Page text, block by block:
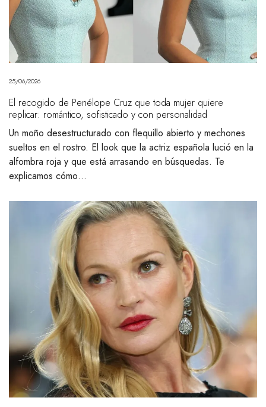
25/06/2026
El recogido de Penélope Cruz que toda mujer quiere
replicar: romántico, sofisticado y con personalidad
Un moño desestructurado con flequillo abierto y mechones
sueltos en el rostro. El look que la actriz española lució en la
alfombra roja y que está arrasando en búsquedas. Te
explicamos cómo…